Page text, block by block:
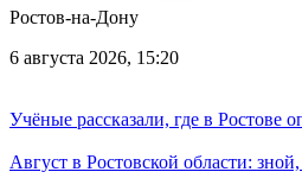
Ростов-на-Дону
6 августа 2026, 15:20
Учёные рассказали, где в Ростове
Август в Ростовской области: